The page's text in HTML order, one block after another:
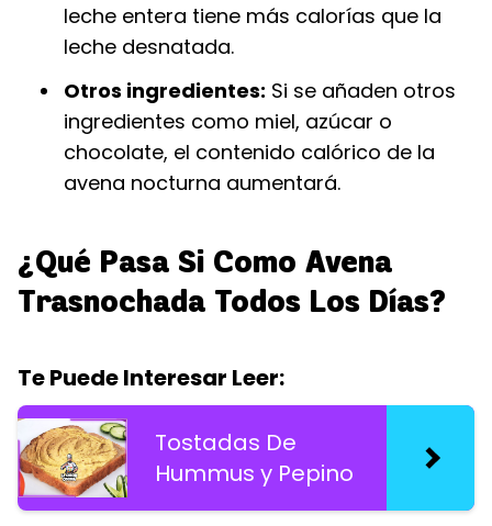
leche entera tiene más calorías que la
leche desnatada.
Otros ingredientes: Si se añaden otros
ingredientes como miel, azúcar o
chocolate, el contenido calórico de la
avena nocturna aumentará.
¿Qué Pasa Si Como Avena
Trasnochada Todos Los Días?
Te Puede Interesar Leer:
Tostadas De
Hummus y Pepino